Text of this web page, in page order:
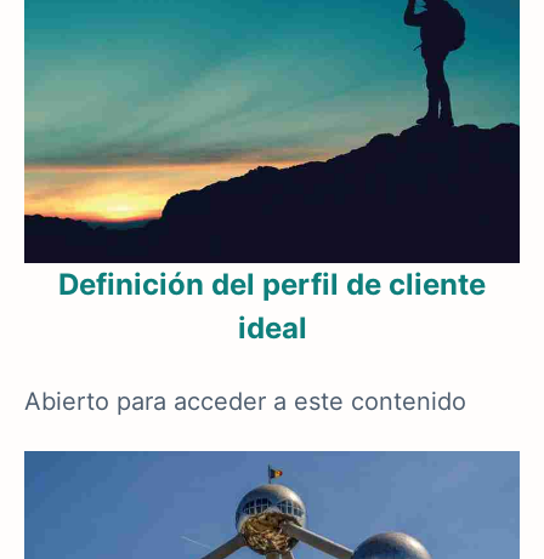
Definición del perfil de cliente
ideal
Abierto para acceder a este contenido